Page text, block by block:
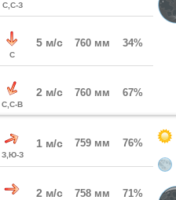
С,С-З
С
5 м/с 760 мм 34%
С,С-В
2 м/с 760 мм 67%
З,Ю-З
1 м/с 759 мм 76%
2 м/с 758 мм 71%